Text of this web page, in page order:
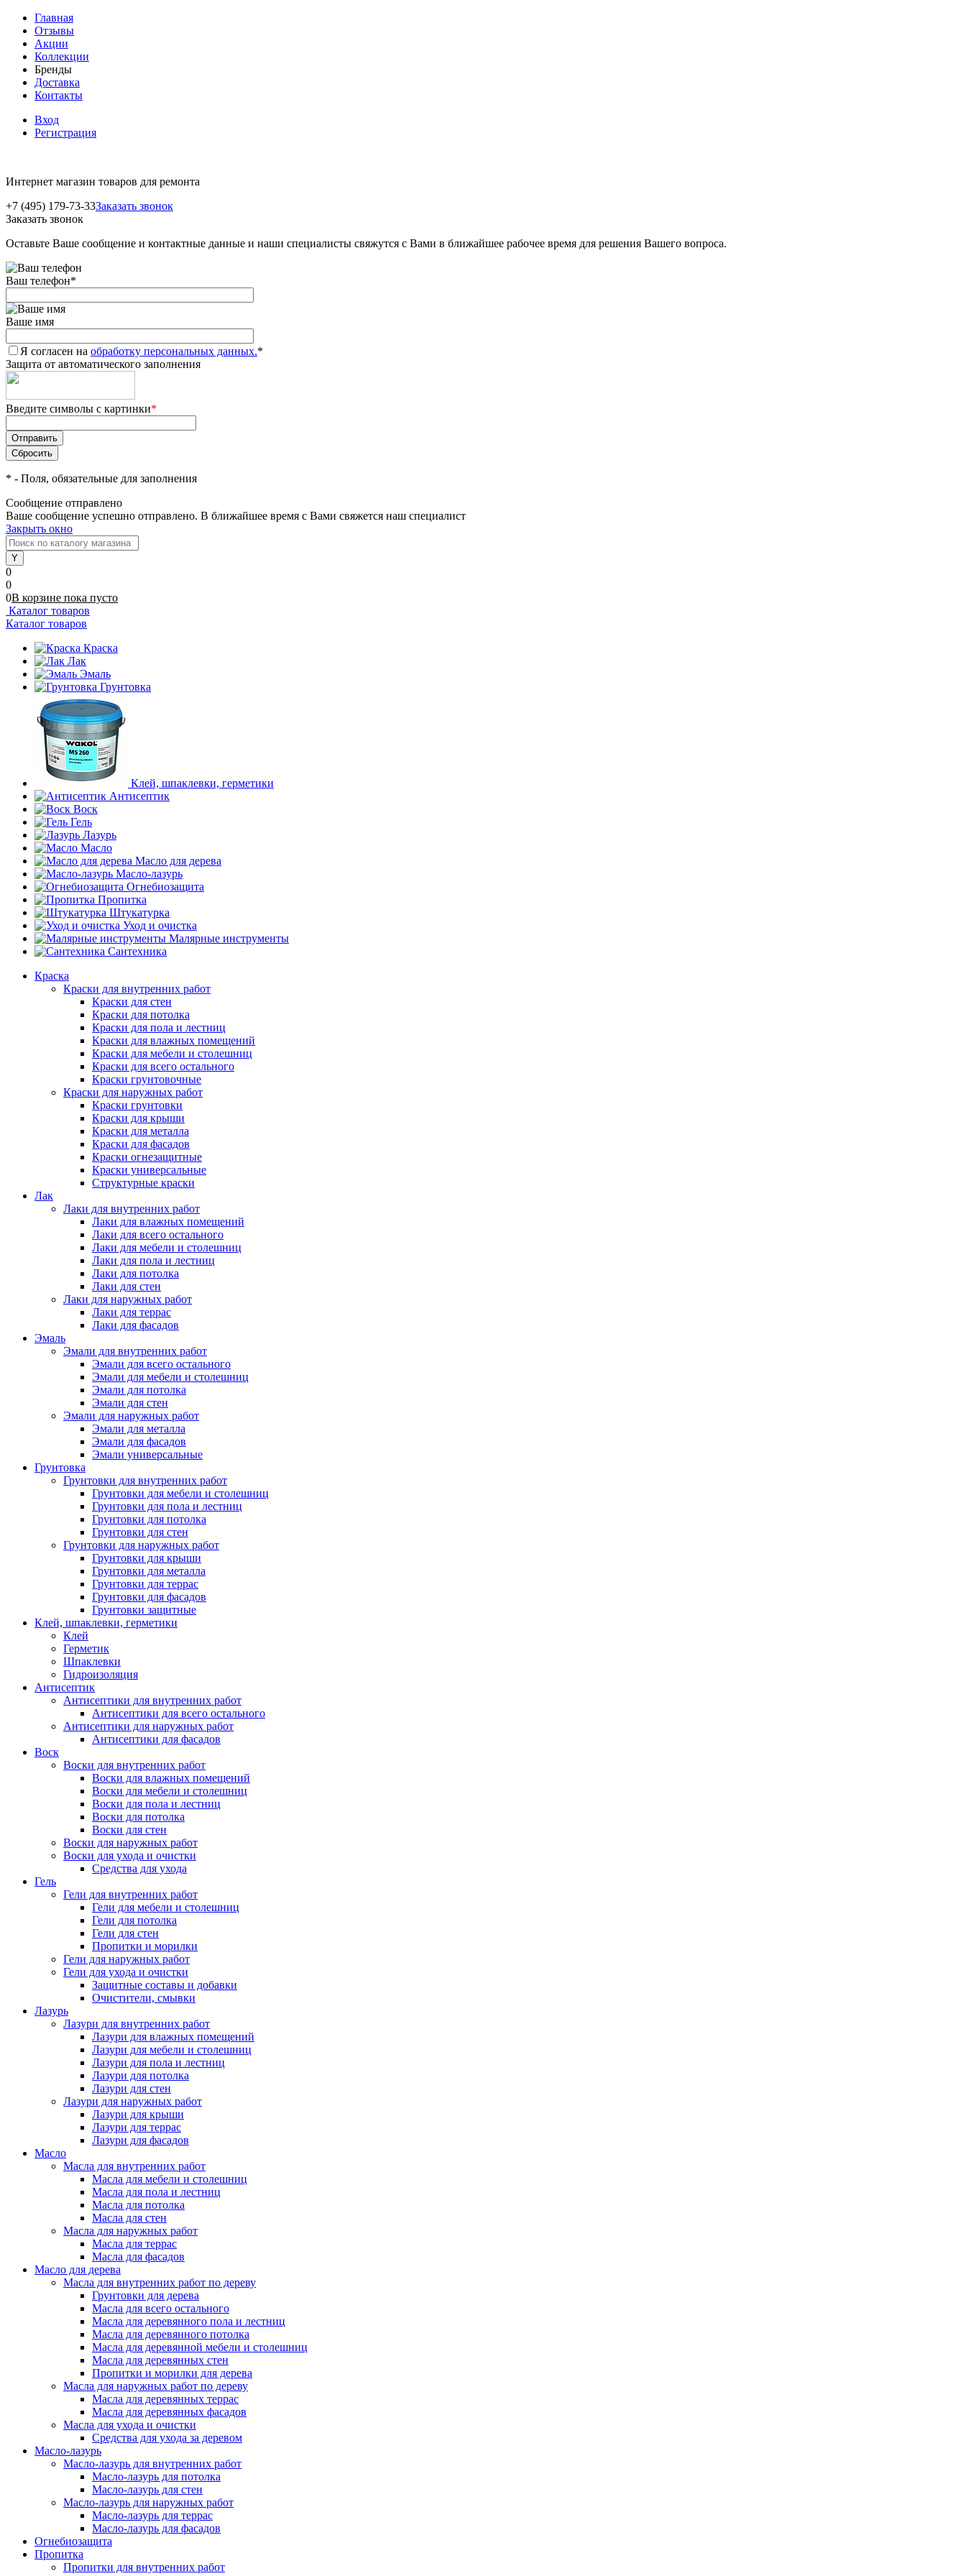
Главная
Отзывы
Акции
Коллекции
Бренды
Доставка
Контакты
Вход
Регистрация
Интернет магазин товаров для ремонта
+7 (495) 179-73-33Заказать звонок
Заказать звонок
Оставьте Ваше сообщение и контактные данные и наши специалисты свяжутся с Вами в ближайшее рабочее время для решения Вашего вопроса.
Ваш телефон*
Ваше имя
Я согласен на обработку персональных данных.*
Защита от автоматического заполнения
Введите символы с картинки*
* - Поля, обязательные для заполнения
Сообщение отправлено
Ваше сообщение успешно отправлено. В ближайшее время с Вами свяжется наш специалист
Закрыть окно
0
0
0В корзине пока пусто
Каталог товаров
Каталог товаров
Краска
Лак
Эмаль
Грунтовка
Клей, шпаклевки, герметики
Антисептик
Воск
Гель
Лазурь
Масло
Масло для дерева
Масло-лазурь
Огнебиозащита
Пропитка
Штукатурка
Уход и очистка
Малярные инструменты
Сантехника
Краска
Краски для внутренних работ
Краски для стен
Краски для потолка
Краски для пола и лестниц
Краски для влажных помещений
Краски для мебели и столешниц
Краски для всего остального
Краски грунтовочные
Краски для наружных работ
Краски грунтовки
Краски для крыши
Краски для металла
Краски для фасадов
Краски огнезащитные
Краски универсальные
Структурные краски
Лак
Лаки для внутренних работ
Лаки для влажных помещений
Лаки для всего остального
Лаки для мебели и столешниц
Лаки для пола и лестниц
Лаки для потолка
Лаки для стен
Лаки для наружных работ
Лаки для террас
Лаки для фасадов
Эмаль
Эмали для внутренних работ
Эмали для всего остального
Эмали для мебели и столешниц
Эмали для потолка
Эмали для стен
Эмали для наружных работ
Эмали для металла
Эмали для фасадов
Эмали универсальные
Грунтовка
Грунтовки для внутренних работ
Грунтовки для мебели и столешниц
Грунтовки для пола и лестниц
Грунтовки для потолка
Грунтовки для стен
Грунтовки для наружных работ
Грунтовки для крыши
Грунтовки для металла
Грунтовки для террас
Грунтовки для фасадов
Грунтовки защитные
Клей, шпаклевки, герметики
Клей
Герметик
Шпаклевки
Гидроизоляция
Антисептик
Антисептики для внутренних работ
Антисептики для всего остального
Антисептики для наружных работ
Антисептики для фасадов
Воск
Воски для внутренних работ
Воски для влажных помещений
Воски для мебели и столешниц
Воски для пола и лестниц
Воски для потолка
Воски для стен
Воски для наружных работ
Воски для ухода и очистки
Средства для ухода
Гель
Гели для внутренних работ
Гели для мебели и столешниц
Гели для потолка
Гели для стен
Пропитки и морилки
Гели для наружных работ
Гели для ухода и очистки
Защитные составы и добавки
Очистители, смывки
Лазурь
Лазури для внутренних работ
Лазури для влажных помещений
Лазури для мебели и столешниц
Лазури для пола и лестниц
Лазури для потолка
Лазури для стен
Лазури для наружных работ
Лазури для крыши
Лазури для террас
Лазури для фасадов
Масло
Масла для внутренних работ
Масла для мебели и столешниц
Масла для пола и лестниц
Масла для потолка
Масла для стен
Масла для наружных работ
Масла для террас
Масла для фасадов
Масло для дерева
Масла для внутренних работ по дереву
Грунтовки для дерева
Масла для всего остального
Масла для деревянного пола и лестниц
Масла для деревянного потолка
Масла для деревянной мебели и столешниц
Масла для деревянных стен
Пропитки и морилки для дерева
Масла для наружных работ по дереву
Масла для деревянных террас
Масла для деревянных фасадов
Масла для ухода и очистки
Средства для ухода за деревом
Масло-лазурь
Масло-лазурь для внутренних работ
Масло-лазурь для потолка
Масло-лазурь для стен
Масло-лазурь для наружных работ
Масло-лазурь для террас
Масло-лазурь для фасадов
Огнебиозащита
Пропитка
Пропитки для внутренних работ